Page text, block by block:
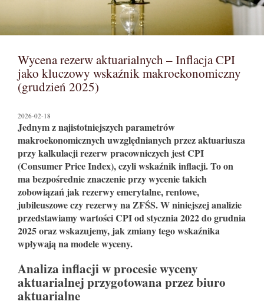
Wycena rezerw aktuarialnych – Inflacja CPI
jako kluczowy wskaźnik makroekonomiczny
(grudzień 2025)
2026-02-18
Jednym z najistotniejszych parametrów
makroekonomicznych uwzględnianych przez aktuariusza
przy kalkulacji rezerw pracowniczych jest CPI
(Consumer Price Index), czyli wskaźnik inflacji. To on
ma bezpośrednie znaczenie przy wycenie takich
zobowiązań jak rezerwy emerytalne, rentowe,
jubileuszowe czy rezerwy na ZFŚS. W niniejszej analizie
przedstawiamy wartości CPI od stycznia 2022 do grudnia
2025 oraz wskazujemy, jak zmiany tego wskaźnika
wpływają na modele wyceny.
Analiza inflacji w procesie wyceny
aktuarialnej przygotowana przez biuro
aktuarialne